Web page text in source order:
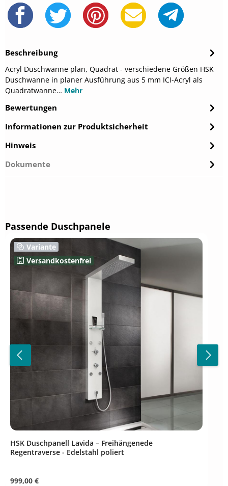
Beschreibung
Acryl Duschwanne plan, Quadrat - verschiedene Größen HSK
Duschwanne in planer Ausführung aus 5 mm ICI-Acryl als
Quadratwanne… Mehr
Bewertungen
Informationen zur Produktsicherheit
Hinweis
Dokumente
Produktgalerie überspringen
Passende Duschpanele
Variante
Versandkostenfrei
HSK Duschpanell Lavida – Freihängenede
Regentraverse - Edelstahl poliert
Regulärer Preis:
999,00 €